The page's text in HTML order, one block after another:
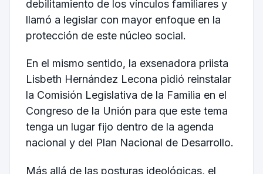
debilitamiento de los vínculos familiares y
llamó a legislar con mayor enfoque en la
protección de este núcleo social.
En el mismo sentido, la exsenadora priista
Lisbeth Hernández Lecona pidió reinstalar
la Comisión Legislativa de la Familia en el
Congreso de la Unión para que este tema
tenga un lugar fijo dentro de la agenda
nacional y del Plan Nacional de Desarrollo.
Más allá de las posturas ideológicas, el